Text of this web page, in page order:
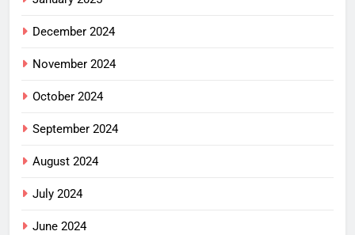
December 2024
November 2024
October 2024
September 2024
August 2024
July 2024
June 2024